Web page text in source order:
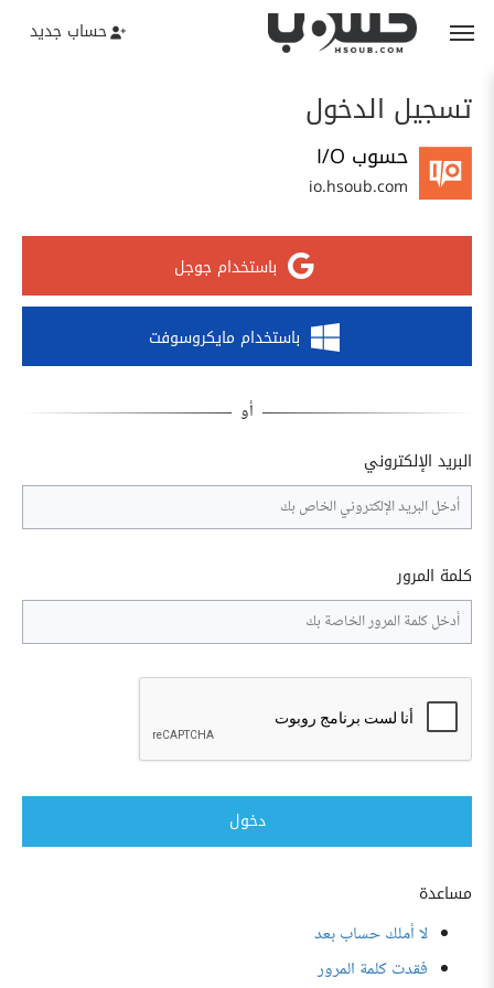
حساب جديد
تسجيل الدخول
حسوب I/O
io.hsoub.com
باستخدام جوجل
باستخدام مايكروسوفت
البريد الإلكتروني
كلمة المرور
دخول
مساعدة
لا أملك حساب بعد
فقدت كلمة المرور